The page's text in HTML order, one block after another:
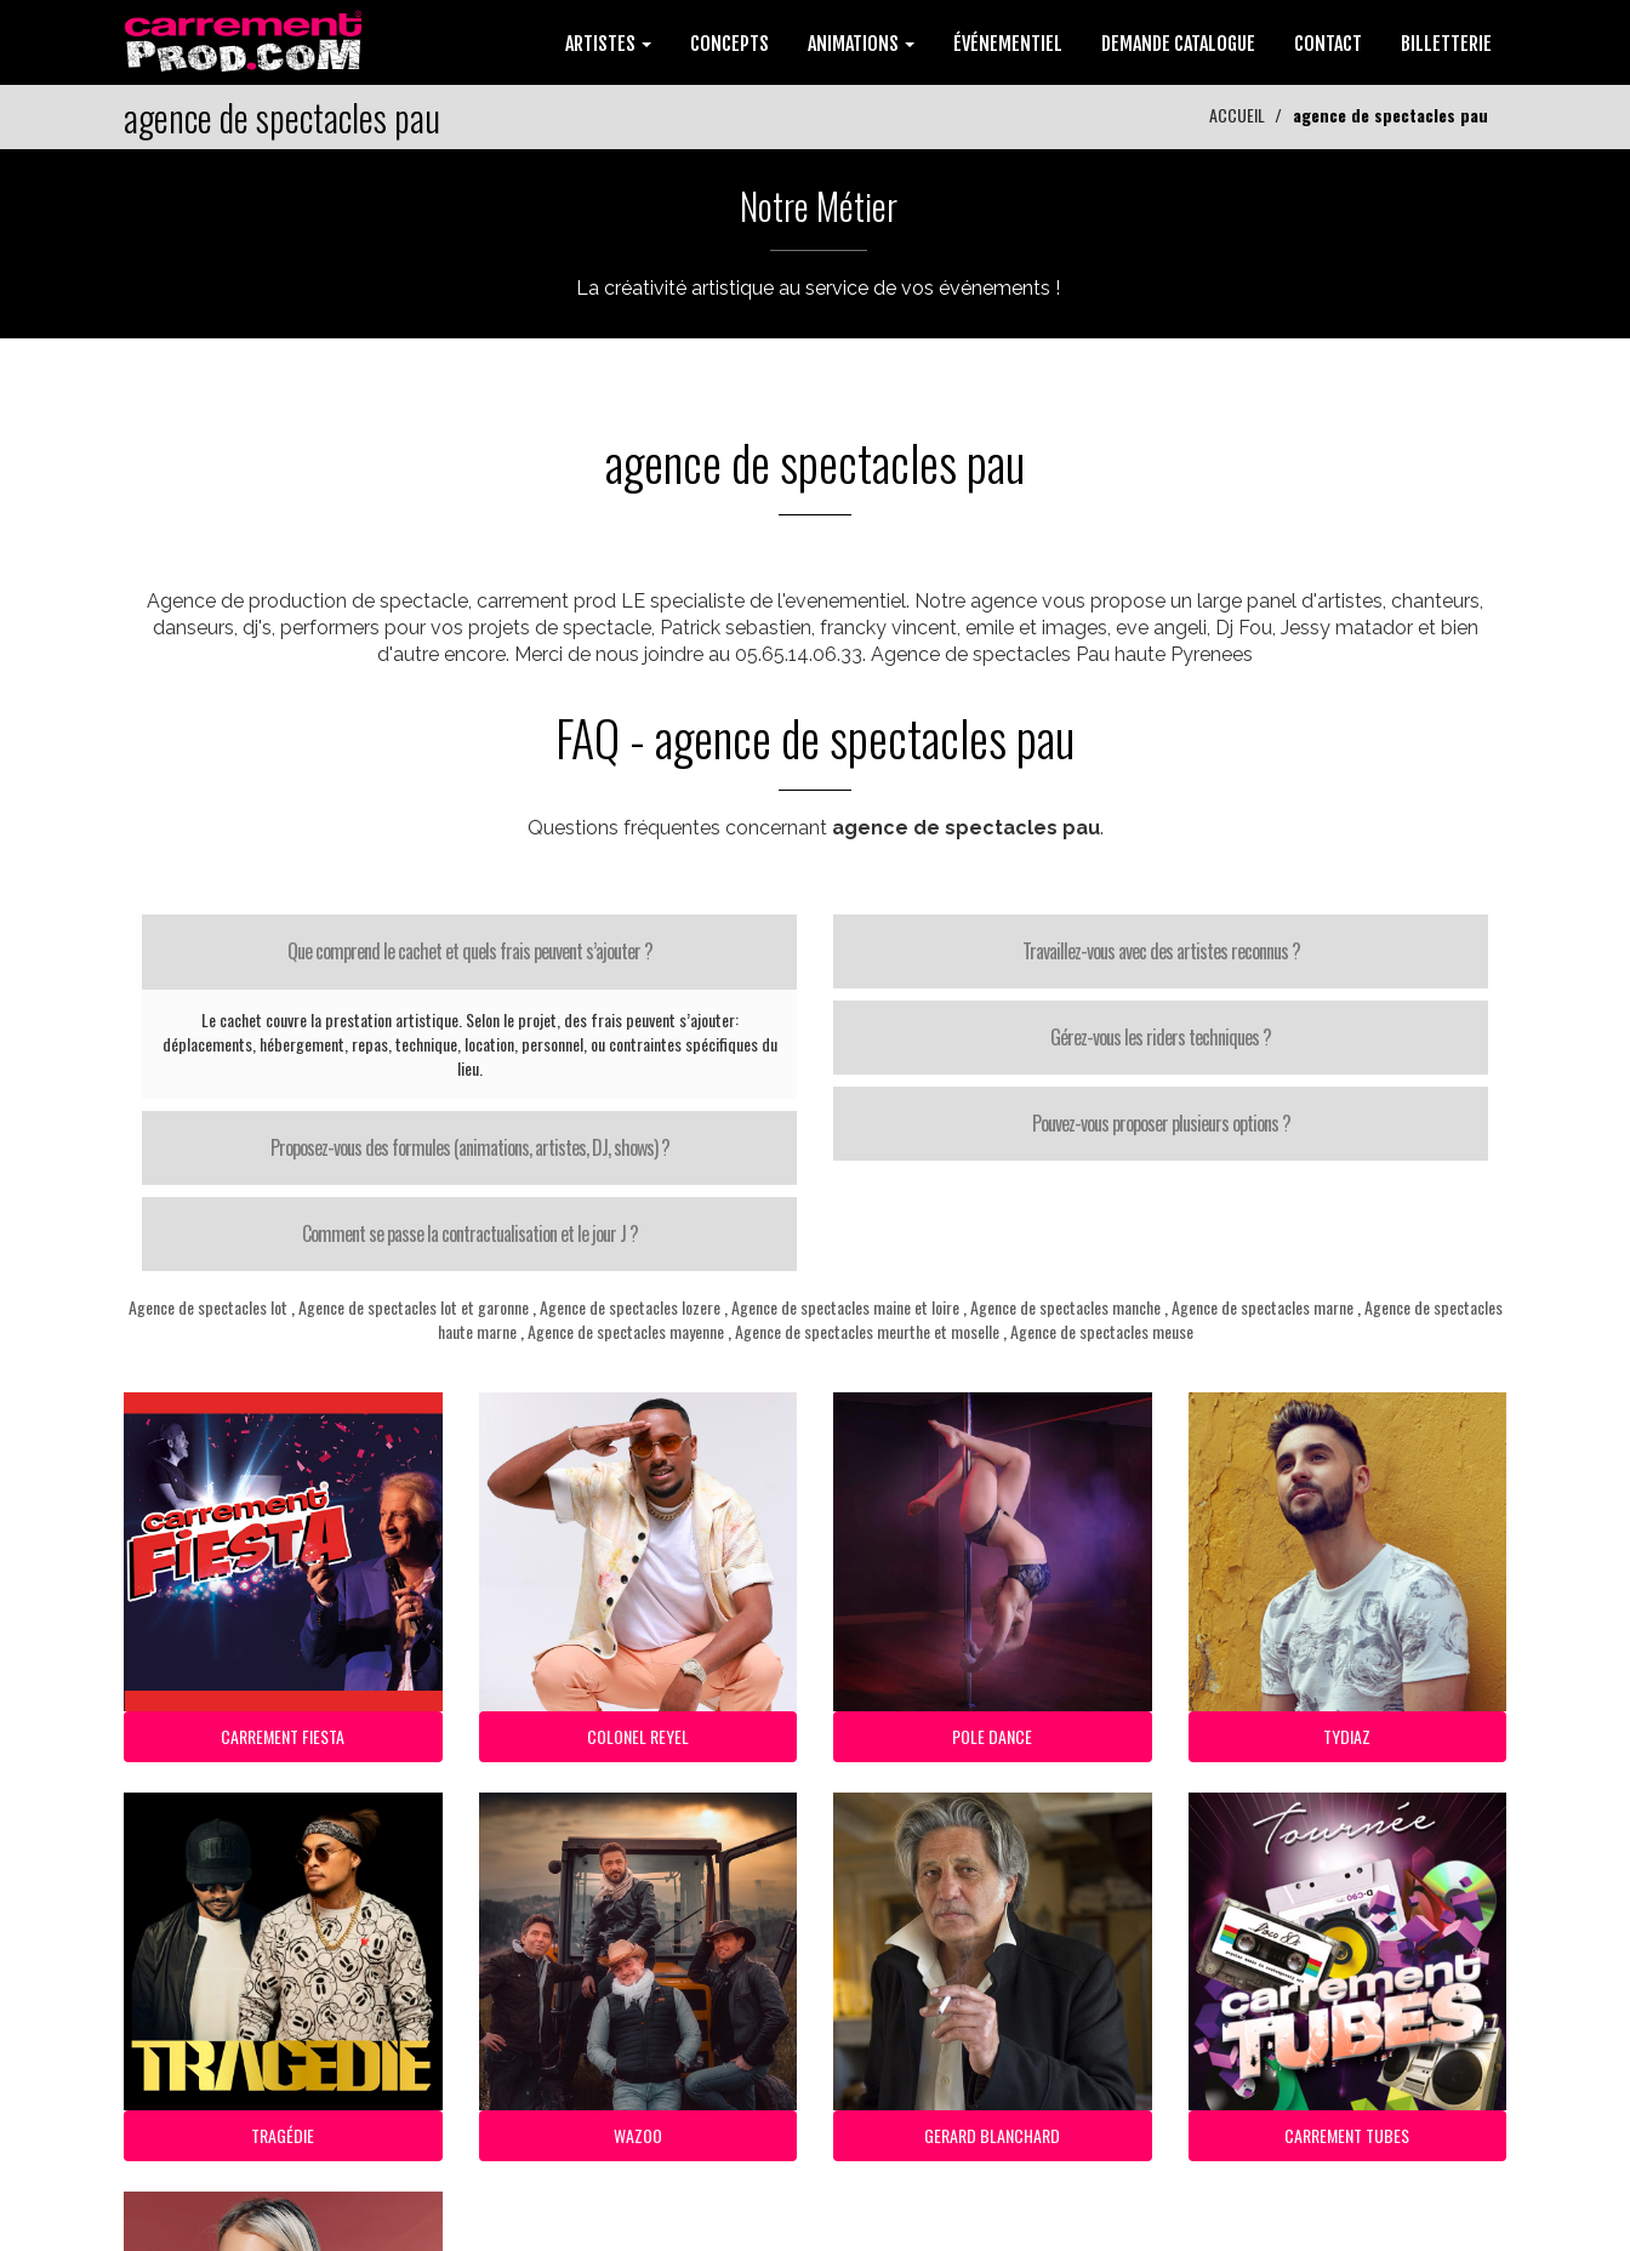
ARTISTES CONCEPTS ANIMATIONS ÉVÉNEMENTIEL DEMANDE CATALOGUE CONTACT BILLETTERIE
agence de spectacles pau ACCUEIL agence de spectacles pau
Notre Métier
La créativité artistique au service de vos événements !
agence de spectacles pau
Agence de production de spectacle, carrement prod LE specialiste de l'evenementiel. Notre agence vous propose un large panel d'artistes, chanteurs,
danseurs, dj's, performers pour vos projets de spectacle, Patrick sebastien, francky vincent, emile et images, eve angeli, Dj Fou, Jessy matador et bien
d'autre encore. Merci de nous joindre au 05.65.14.06.33. Agence de spectacles Pau haute Pyrenees
FAQ - agence de spectacles pau
Questions fréquentes concernant agence de spectacles pau.
Que comprend le cachet et quels frais peuvent s’ajouter ?
Le cachet couvre la prestation artistique. Selon le projet, des frais peuvent s’ajouter:
déplacements, hébergement, repas, technique, location, personnel, ou contraintes spécifiques du
lieu.
Proposez-vous des formules (animations, artistes, DJ, shows) ?
Comment se passe la contractualisation et le jour J ?
Travaillez-vous avec des artistes reconnus ?
Gérez-vous les riders techniques ?
Pouvez-vous proposer plusieurs options ?
Agence de spectacles lot Agence de spectacles lot et garonne, Agence de spectacles lozere, Agence de spectacles maine et loire, Agence de spectacles manche, Agence de spectacles marne, Agence de spectacles
haute marne, Agence de spectacles mayenne, Agence de spectacles meurthe et moselle, Agence de spectacles meuse
CARREMENT FIESTA COLONEL REYEL POLE DANCE TYDIAZ
TRAGÉDIE WAZOO GERARD BLANCHARD CARREMENT TUBES